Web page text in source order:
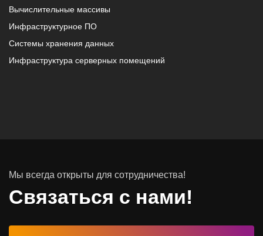
Вычислительные массивы
Инфраструктурное ПО
Системы хранения данных
Инфраструктура серверных помещений
Мы всегда открыты для сотрудничества!
Связаться с нами!